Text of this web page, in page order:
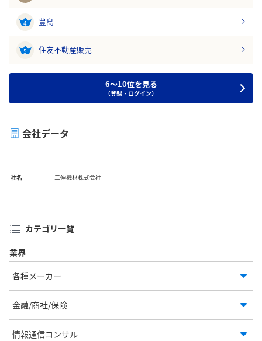
4 豊島
5 住友不動産販売
6～10位を見る
（登録・ログイン）
会社データ
社名 三伸機材株式会社
カテゴリ一覧
業界
各種メーカー
金融/商社/保険
情報通信コンサル